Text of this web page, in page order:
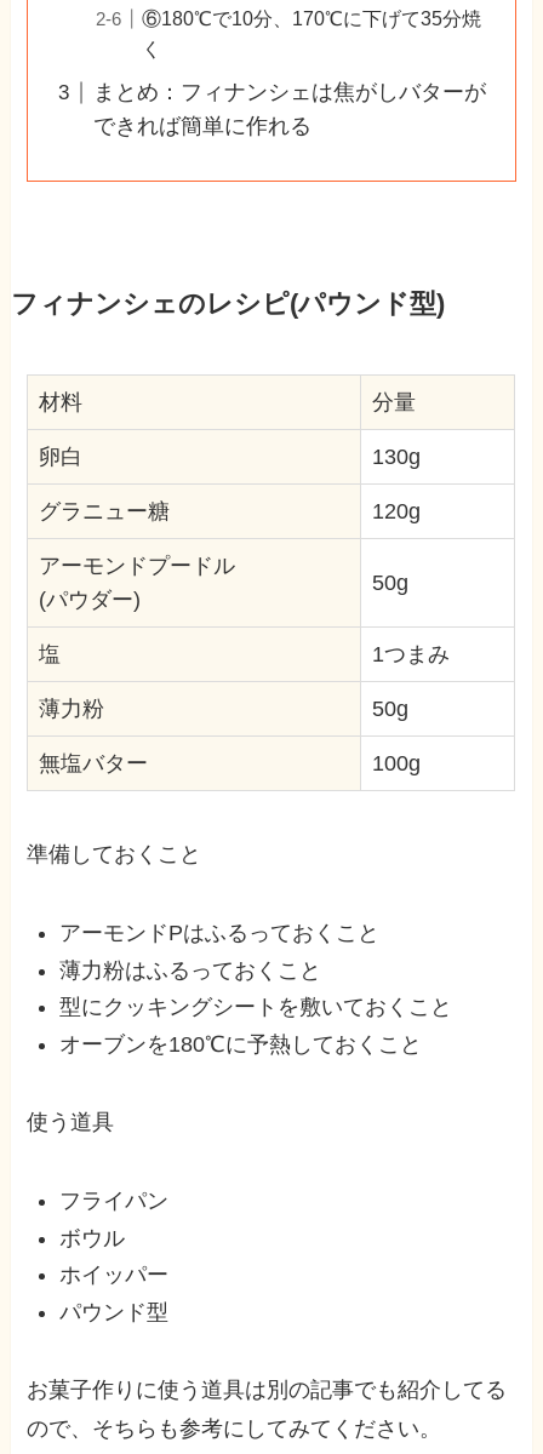
⑥180℃で10分、170℃に下げて35分焼
く
まとめ：フィナンシェは焦がしバターが
できれば簡単に作れる
フィナンシェのレシピ(パウンド型)
材料 分量
卵白 130g
グラニュー糖 120g
アーモンドプードル
(パウダー)
50g
塩 1つまみ
薄力粉 50g
無塩バター 100g
準備しておくこと
アーモンドPはふるっておくこと
薄力粉はふるっておくこと
型にクッキングシートを敷いておくこと
オーブンを180℃に予熱しておくこと
使う道具
フライパン
ボウル
ホイッパー
パウンド型
お菓子作りに使う道具は別の記事でも紹介してる
ので、そちらも参考にしてみてください。